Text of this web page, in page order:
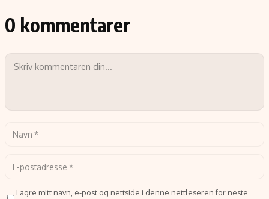
0 kommentarer
Lagre mitt navn, e-post og nettside i denne nettleseren for neste